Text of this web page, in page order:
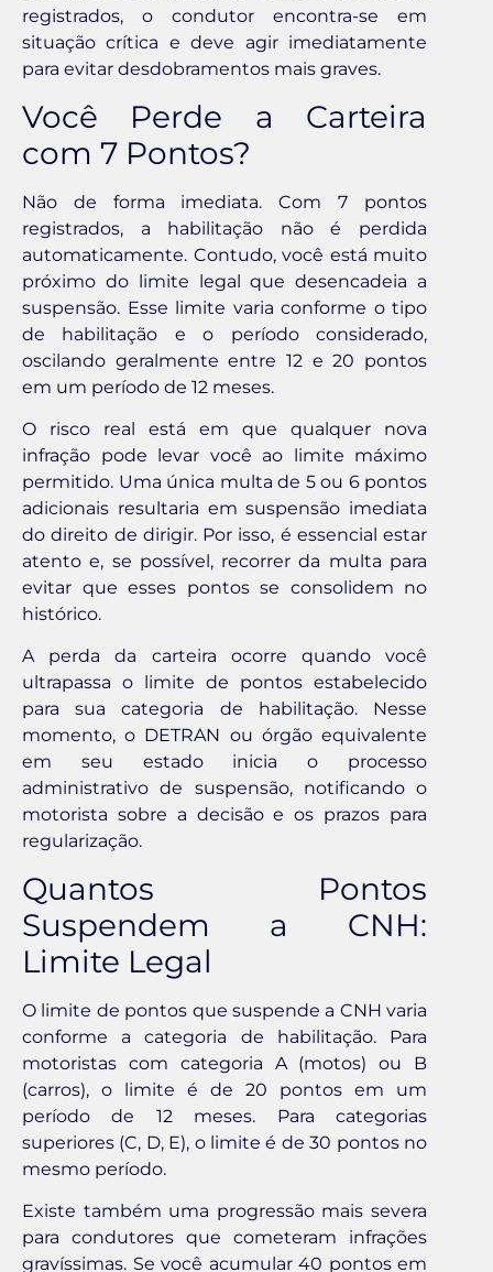
registrados, o condutor encontra-se em
situação crítica e deve agir imediatamente
para evitar desdobramentos mais graves.
Você Perde a Carteira
com 7 Pontos?
Não de forma imediata. Com 7 pontos
registrados, a habilitação não é perdida
automaticamente. Contudo, você está muito
próximo do limite legal que desencadeia a
suspensão. Esse limite varia conforme o tipo
de habilitação e o período considerado,
oscilando geralmente entre 12 e 20 pontos
em um período de 12 meses.
O risco real está em que qualquer nova
infração pode levar você ao limite máximo
permitido. Uma única multa de 5 ou 6 pontos
adicionais resultaria em suspensão imediata
do direito de dirigir. Por isso, é essencial estar
atento e, se possível, recorrer da multa para
evitar que esses pontos se consolidem no
histórico.
A perda da carteira ocorre quando você
ultrapassa o limite de pontos estabelecido
para sua categoria de habilitação. Nesse
momento, o DETRAN ou órgão equivalente
em seu estado inicia o processo
administrativo de suspensão, notificando o
motorista sobre a decisão e os prazos para
regularização.
Quantos Pontos
Suspendem a CNH:
Limite Legal
O limite de pontos que suspende a CNH varia
conforme a categoria de habilitação. Para
motoristas com categoria A (motos) ou B
(carros), o limite é de 20 pontos em um
período de 12 meses. Para categorias
superiores (C, D, E), o limite é de 30 pontos no
mesmo período.
Existe também uma progressão mais severa
para condutores que cometeram infrações
gravíssimas. Se você acumular 40 pontos em